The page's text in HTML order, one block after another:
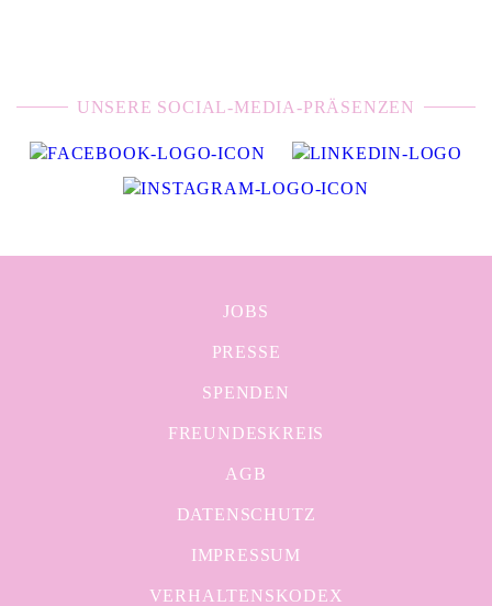
UNSERE SOCIAL-MEDIA-PRÄSENZEN
JOBS
PRESSE
SPENDEN
FREUNDESKREIS
AGB
DATENSCHUTZ
IMPRESSUM
VERHALTENSKODEX